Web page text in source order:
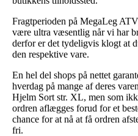
Fragtperioden på MegaLeg
være ultra væsentlig når vi har
derfor er det tydeligvis klogt at
den respektive vare.
En hel del shops på nettet
hverdag på mange af deres
Hjelm Sort str. XL, men som
ordren aflægges forud for et
chance for at nå at få ordren
fri.